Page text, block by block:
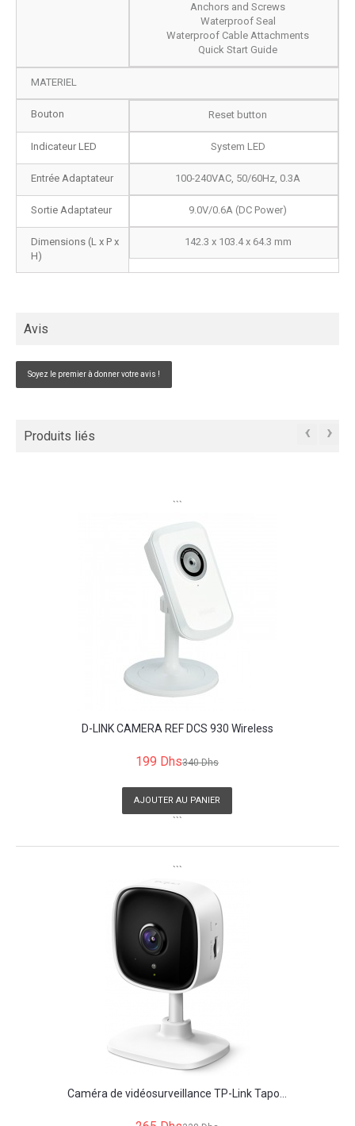
Anchors and Screws
Waterproof Seal
Waterproof Cable Attachments
Quick Start Guide
MATERIEL
Bouton Reset button
Indicateur LED System LED
Entrée Adaptateur 100-240VAC, 50/60Hz, 0.3A
Sortie Adaptateur 9.0V/0.6A (DC Power)
Dimensions (L x P x
H)
142.3 x 103.4 x 64.3 mm
Avis
Soyez le premier à donner votre avis !
Produits liés ‹ ›
```
D-LINK CAMERA REF DCS 930 Wireless
199 Dhs340 Dhs
AJOUTER AU PANIER
```
```
Caméra de vidéosurveillance TP-Link Tapo...